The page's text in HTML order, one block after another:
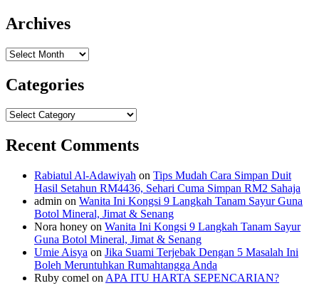
Archives
Archives
Categories
Categories
Recent Comments
Rabiatul Al-Adawiyah on Tips Mudah Cara Simpan Duit
Hasil Setahun RM4436, Sehari Cuma Simpan RM2 Sahaja
admin on Wanita Ini Kongsi 9 Langkah Tanam Sayur Guna
Botol Mineral, Jimat & Senang
Nora honey on Wanita Ini Kongsi 9 Langkah Tanam Sayur
Guna Botol Mineral, Jimat & Senang
Umie Aisya on Jika Suami Terjebak Dengan 5 Masalah Ini
Boleh Meruntuhkan Rumahtangga Anda
Ruby comel on APA ITU HARTA SEPENCARIAN?